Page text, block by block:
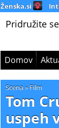
Ženska.si
Pridružite
Domov
Scena» Film
Tom
uspeh